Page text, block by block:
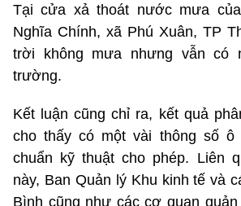
Tại cửa xả thoát nước mưa
Nghĩa Chính, xã Phú Xuân, TP
trời không mưa nhưng vẫn có
trường.
Kết luận cũng chỉ ra, kết quả
cho thấy có một vài thông số ô
chuẩn kỹ thuật cho phép. Liên
này, Ban Quản lý Khu kinh tế và
Bình cũng như các cơ quan